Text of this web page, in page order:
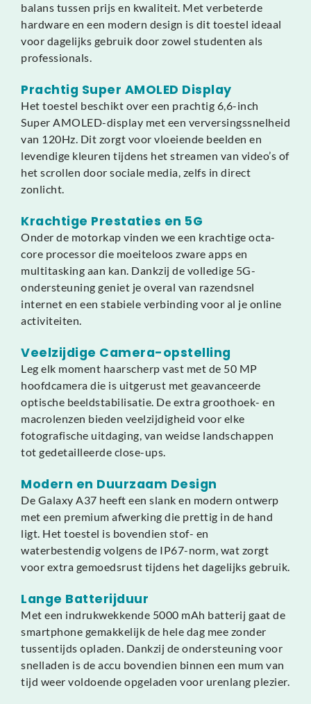
balans tussen prijs en kwaliteit. Met verbeterde
hardware en een modern design is dit toestel ideaal
voor dagelijks gebruik door zowel studenten als
professionals.
Prachtig Super AMOLED Display
Het toestel beschikt over een prachtig 6,6-inch
Super AMOLED-display met een verversingssnelheid
van 120Hz. Dit zorgt voor vloeiende beelden en
levendige kleuren tijdens het streamen van video’s of
het scrollen door sociale media, zelfs in direct
zonlicht.
Krachtige Prestaties en 5G
Onder de motorkap vinden we een krachtige octa-
core processor die moeiteloos zware apps en
multitasking aan kan. Dankzij de volledige 5G-
ondersteuning geniet je overal van razendsnel
internet en een stabiele verbinding voor al je online
activiteiten.
Veelzijdige Camera-opstelling
Leg elk moment haarscherp vast met de 50 MP
hoofdcamera die is uitgerust met geavanceerde
optische beeldstabilisatie. De extra groothoek- en
macrolenzen bieden veelzijdigheid voor elke
fotografische uitdaging, van weidse landschappen
tot gedetailleerde close-ups.
Modern en Duurzaam Design
De Galaxy A37 heeft een slank en modern ontwerp
met een premium afwerking die prettig in de hand
ligt. Het toestel is bovendien stof- en
waterbestendig volgens de IP67-norm, wat zorgt
voor extra gemoedsrust tijdens het dagelijks gebruik.
Lange Batterijduur
Met een indrukwekkende 5000 mAh batterij gaat de
smartphone gemakkelijk de hele dag mee zonder
tussentijds opladen. Dankzij de ondersteuning voor
snelladen is de accu bovendien binnen een mum van
tijd weer voldoende opgeladen voor urenlang plezier.